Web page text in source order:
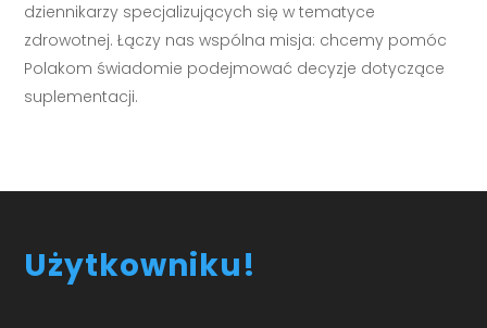
dziennikarzy specjalizujących się w tematyce
zdrowotnej. Łączy nas wspólna misja: chcemy pomóc
Polakom świadomie podejmować decyzje dotyczące
suplementacji.
Użytkowniku!